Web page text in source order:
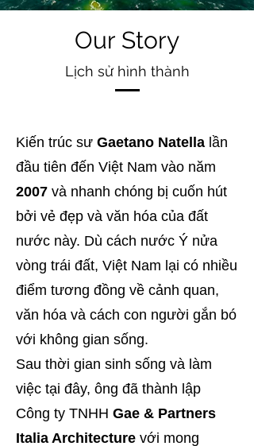
Our Story
Lịch sử hình thành
Kiến trúc sư Gaetano Natella lần
đầu tiên đến Việt Nam vào năm
2007 và nhanh chóng bị cuốn hút
bởi vẻ đẹp và văn hóa của đất
nước này. Dù cách nước Ý nửa
vòng trái đất, Việt Nam lại có nhiều
điểm tương đồng về cảnh quan,
văn hóa và cách con người gắn bó
với không gian sống.
Sau thời gian sinh sống và làm
việc tại đây, ông đã thành lập
Công ty TNHH Gae & Partners
Italia Architecture với mong